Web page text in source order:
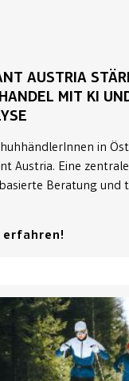
AUSTRIA
MIT KI
in
Austria. Eine
Beratung und
erfahren!